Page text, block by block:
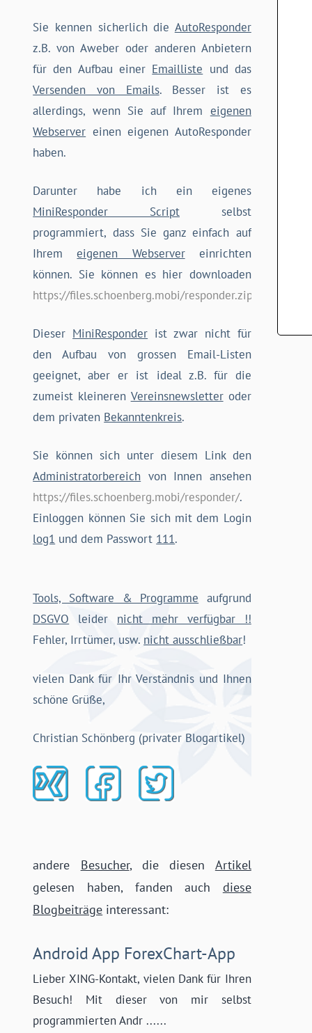
Sie kennen sicherlich die AutoResponder
z.B. von Aweber oder anderen Anbietern
für den Aufbau einer Emailliste und das
Versenden von Emails. Besser ist es
allerdings, wenn Sie auf Ihrem eigenen
Webserver einen eigenen AutoResponder
haben.
Darunter habe ich ein eigenes
MiniResponder Script selbst
programmiert, dass Sie ganz einfach auf
Ihremeigenen Webservereinrichten
können. Sie können es hier downloaden
https://files.schoenberg.mobi/responder.zip
Dieser MiniResponder ist zwar nicht für
den Aufbau von grossen Email-Listen
geeignet, aber er ist ideal z.B. für die
zumeist kleineren Vereinsnewsletteroder
dem privaten Bekanntenkreis.
Sie können sich unter diesem Link den
Administratorbereich von Innen ansehen
https://files.schoenberg.mobi/responder/.
Einloggen können Sie sich mit dem Login
log1 und dem Passwort 111.
Tools, Software & Programme aufgrund
DSGVO leider nicht mehr verfügbar !!
Fehler, Irrtümer, usw. nicht ausschließbar!
vielen Dank für Ihr Verständnis und Ihnen
schöne Grüße,
Christian Schönberg (privater Blogartikel)
andere Besucher, die diesen Artikel
gelesen haben, fanden auch diese
Blogbeiträge interessant:
Android App ForexChart-App
Lieber XING-Kontakt, vielen Dank für Ihren
Besuch! Mit dieser von mir selbst
programmierten Andr ......